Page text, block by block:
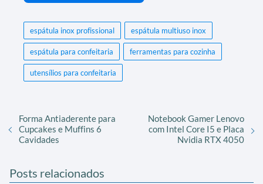
espátula inox profissional espátula multiuso inox
espátula para confeitaria ferramentas para cozinha
utensílios para confeitaria
Forma Antiaderente para
Cupcakes e Muffins 6
Cavidades
Notebook Gamer Lenovo
com Intel Core I5 e Placa
Nvidia RTX 4050
Posts relacionados